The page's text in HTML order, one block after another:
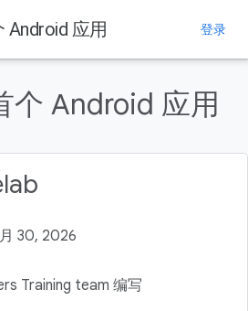
Android 应用 登录
个 Android 应用
30, 2026
Training team 编写